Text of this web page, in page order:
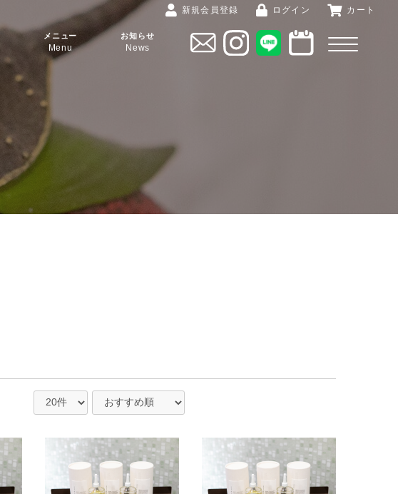
新規会員登録 ログイン カート
メニュー
Menu
お知らせ
News